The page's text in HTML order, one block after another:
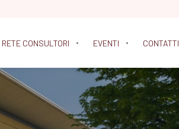
RETE CONSULTORI EVENTI CONTATTI